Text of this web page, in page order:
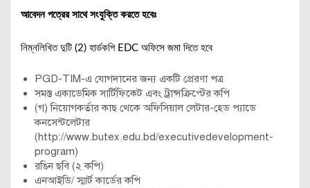
আবেদন পত্রের সাথে সংযুক্তি করতে হবেঃ
নিম্নলিখিত দুটি (2) হার্ডকপি EDC অফিসে জমা দিতে হবে
PGD-TIM-এ যোগদানের জন্য একটি প্রেরণা পত্র
সমস্ত একাডেমিক সার্টিফিকেট এবং ট্রান্সক্রিপ্টের কপি
(গ) নিয়োগকর্তার কাছ থেকে অফিসিয়াল লেটার-হেড প্যাডে
কনসেন্টলেটার
(http://www.butex.edu.bd/executivedevelopment-
program)
রঙিন ছবি (২ কপি)
এনআইডি/ স্মার্ট কার্ডের কপি